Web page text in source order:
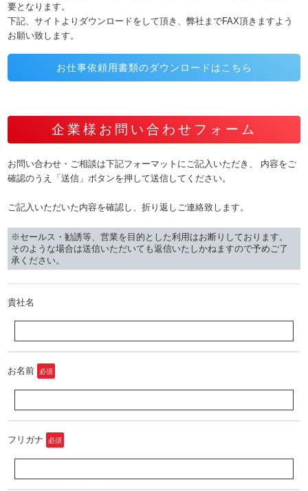
要となります。
下記、サイトよりダウンロードをして頂き、弊社までFAX頂きますよう
お願い致します。
お仕事依頼用書類のダウンロードはこちら
企業様お問い合わせフォーム
お問い合わせ・ご相談は下記フォーマットにご記入いただき、
内容をご
確認のうえ「送信」ボタンを押して送信してください。
ご記入いただいた内容を確認し、折り返しご連絡致します。
※セールス・勧誘等、営業を目的とした利用はお断りしております。
そのような場合は送信いただいても返信いたしかねますので予めご了
承ください。
貴社名
お名前 必須
フリガナ 必須